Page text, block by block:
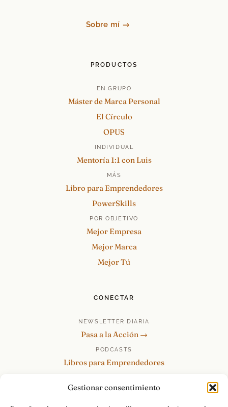
Gestionar consentimiento
Sobre mí →
PRODUCTOS
EN GRUPO
Máster de Marca Personal
El Círculo
OPUS
INDIVIDUAL
Mentoría 1:1 con Luis
MÁS
Libro para Emprendedores
PowerSkills
POR OBJETIVO
Mejor Empresa
Mejor Marca
Mejor Tú
CONECTAR
NEWSLETTER DIARIA
Pasa a la Acción →
PODCASTS
Libros para Emprendedores
re:Invéntate / PowerSkills